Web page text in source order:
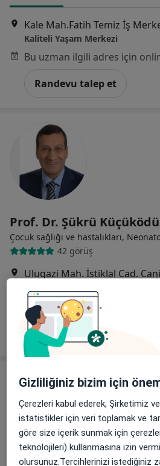
Kaliteli Yaşam Merkezi
Randevu talep et
Prof. Dr. Şükrü
Çocuk sağlığı ve hastalıkları,
42 görüş
Randevu talep et
Gizliliğiniz bizim için
Çerezleri kabul ederek, Şirketimiz ve
istatistikler için veri toplamak ve
göre size içerik sunmak için
teknolojileri) kullanmasına izin
olursunuz.Tercihlerinizi istediğiniz